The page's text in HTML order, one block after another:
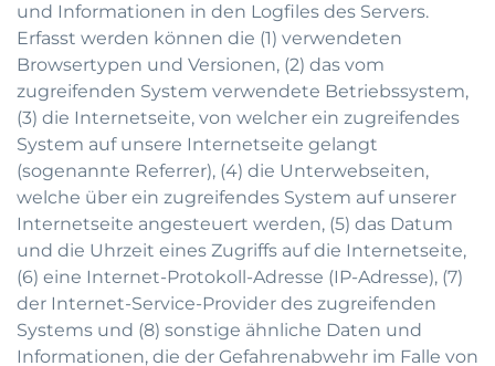
und Informationen in den Logfiles des Servers.
Erfasst werden können die (1) verwendeten
Browsertypen und Versionen, (2) das vom
zugreifenden System verwendete Betriebssystem,
(3) die Internetseite, von welcher ein zugreifendes
System auf unsere Internetseite gelangt
(sogenannte Referrer), (4) die Unterwebseiten,
welche über ein zugreifendes System auf unserer
Internetseite angesteuert werden, (5) das Datum
und die Uhrzeit eines Zugriffs auf die Internetseite,
(6) eine Internet-Protokoll-Adresse (IP-Adresse), (7)
der Internet-Service-Provider des zugreifenden
Systems und (8) sonstige ähnliche Daten und
Informationen, die der Gefahrenabwehr im Falle von